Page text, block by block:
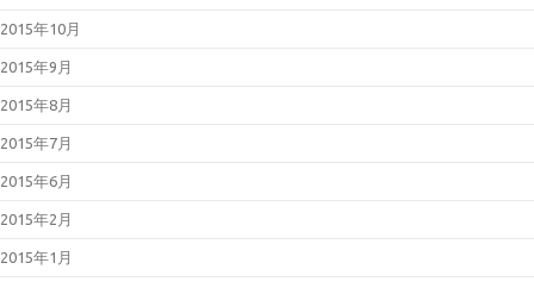
2015年10月
2015年9月
2015年8月
2015年7月
2015年6月
2015年2月
2015年1月